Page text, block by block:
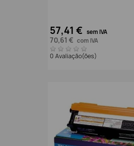
57,41 € sem IVA
70,61 € com IVA
0 Avaliação(ões)